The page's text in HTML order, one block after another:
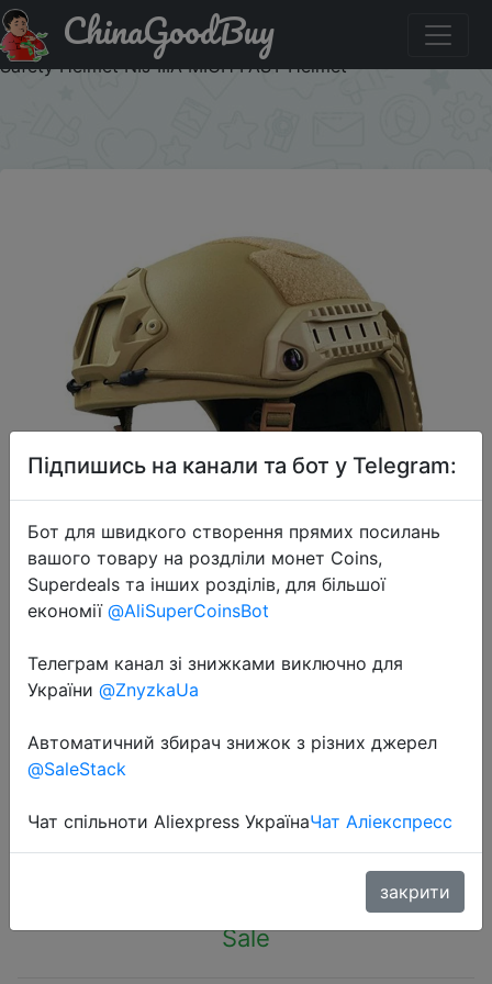
Купити на розпродажі Ballistic ACH High Cut Tactical
Helmet Bulletproof Body Armor Aramid Core Helmet
Safety Helmet NIJ IIIA MICH FAST Helmet
ChinaGoodBuy
Ballistic ACH High Cut Tactical
Helmet Bulletproof Body Armor
Aramid Core Helmet Safety Helmet
NIJ IIIA MICH FAST Helmet
$130.83
Sale
Підпишись на канали та бот у Telegram:
Бот для швидкого створення прямих посилань
вашого товару на роздліли монет Coins,
Superdeals та інших розділів, для більшої
економії @AliSuperCoinsBot
Телеграм канал зі знижками виключно для
України @ZnyzkaUa
Автоматичний збирач знижок з різних джерел
@SaleStack
Чат спільноти Aliexpress УкраїнаЧат Аліекспресс
закрити